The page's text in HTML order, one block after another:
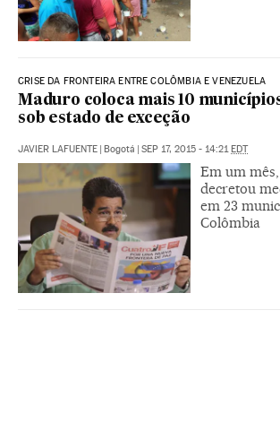
CRISE DA FRONTEIRA ENTRE COLÔMBIA E VENEZUELA
Maduro coloca mais 10
sob estado de exceção
JAVIER LAFUENTE | Bogotá | SEP 17, 2015 - 14:21EDT
Em um
decretou
em 23
Colômbia